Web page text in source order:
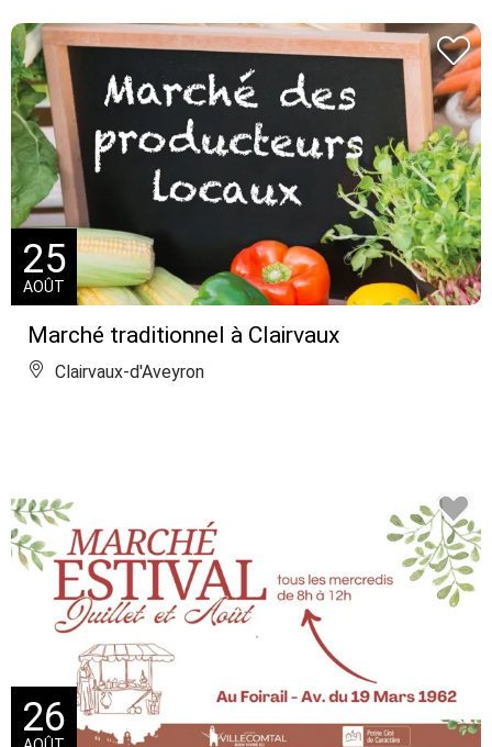
Marché traditionnel à Clairvaux
25
AOÛT
Clairvaux-d'Aveyron
26